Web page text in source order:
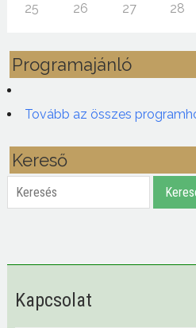
25 26 27 28
Programajánló
Tovább az összes
Kereső
Keresés
Kapcsolat